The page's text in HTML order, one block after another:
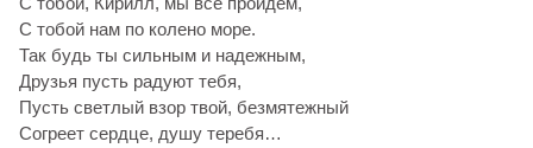
С тобой нам по колено море.
Так будь ты сильным и надежным,
Друзья пусть радуют тебя,
Пусть светлый взор твой, безмятежный
Согреет сердце, душу теребя…